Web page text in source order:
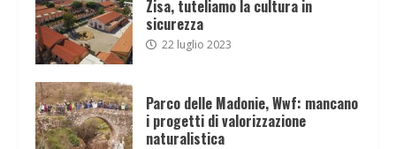
Zisa, tuteliamo la cultura in
sicurezza
22 luglio 2023
Parco delle Madonie, Wwf: mancano
i progetti di valorizzazione
naturalistica